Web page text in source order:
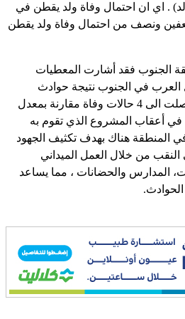
(6.7 حالة وفاة لكل 100 الف ولد) . اي ان احتمال وفاة ولد يقطن في
ونصف من احتمال وفاة ولد يقطن
الجنوب فقد أشارت المعطيات
العرب في الجنوب نتيجة حوادث
الدهس الى الوراء في ساحات البيوت والتي وصلت الى 4 حالات وفاة مقارنة بمعدل
في أعقاب المشروع الذي تقوم به
المنطقة هناك بهدف تكثيف الجهود
النقب من خلال العمل الميداني
المدارس والحضانات ، مما يساعد